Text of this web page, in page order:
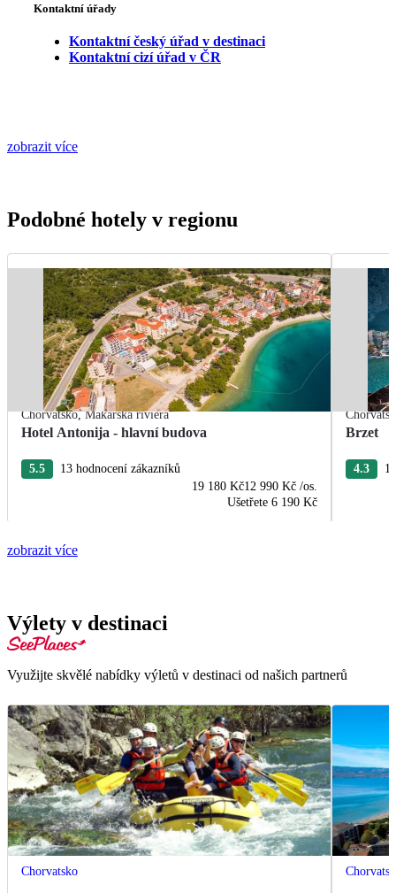
Kontaktní úřady
Kontaktní český úřad v destinaci
Kontaktní cizí úřad v ČR
zobrazit více
Podobné hotely v regionu
Chorvatsko,Makarská riviéra
Hotel Antonija - hlavní budova
5.5
13 hodnocení zákazníků
19 180 Kč12 990 Kč /os.
Ušetřete 6 190 Kč
Brzet
4.3
zobrazit více
Výlety v destinaci
Využijte skvělé nabídky výletů v destinaci od našich partnerů
Chorvatsko